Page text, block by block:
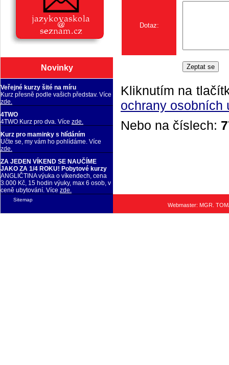
Novinky
Veřejné kurzy šité na míru
Kurz přesně podle vašich představ. Více
zde.
4TWO
4TWO Kurz pro dva. Více zde.
Kurz pro maminky s hlídáním
Učte se, my vám ho pohlídáme. Více
zde.
ZA JEDEN VÍKEND SE NAUČÍME
JAKO ZA 1/4 ROKU! Pobytové kurzy
ANGLIČTINA výuka o víkendech, cena
3.000 Kč, 15 hodin výuky, max 6 osob, v
ceně ubytování. Více zde.
Dotaz:
Kliknutím na
ochrany osobních
Nebo na číslech:
Webmaster: MGR.
Sitemap